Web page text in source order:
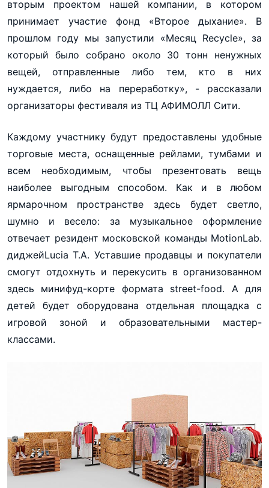
вторым проектом нашей компании, в котором
принимает участие фонд «Второе дыхание». В
прошлом году мы запустили «Месяц Recycle», за
который было собрано около 30 тонн ненужных
вещей, отправленные либо тем, кто в них
нуждается, либо на переработку», - рассказали
организаторы фестиваля из ТЦ АФИМОЛЛ Сити.
Каждому участнику будут предоставлены удобные
торговые места, оснащенные рейлами, тумбами и
всем необходимым, чтобы презентовать вещь
наиболее выгодным способом. Как и в любом
ярмарочном пространстве здесь будет светло,
шумно и весело: за музыкальное оформление
отвечает резидент московской команды MotionLab.
диджейLucia T.A. Уставшие продавцы и покупатели
смогут отдохнуть и перекусить в организованном
здесь минифуд-корте формата street-food. А для
детей будет оборудована отдельная площадка с
игровой зоной и образовательными мастер-
классами.